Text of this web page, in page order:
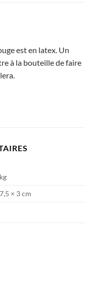
est en latex. Un
à la bouteille de faire
× 3 cm